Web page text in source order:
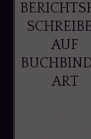
AUF
ART